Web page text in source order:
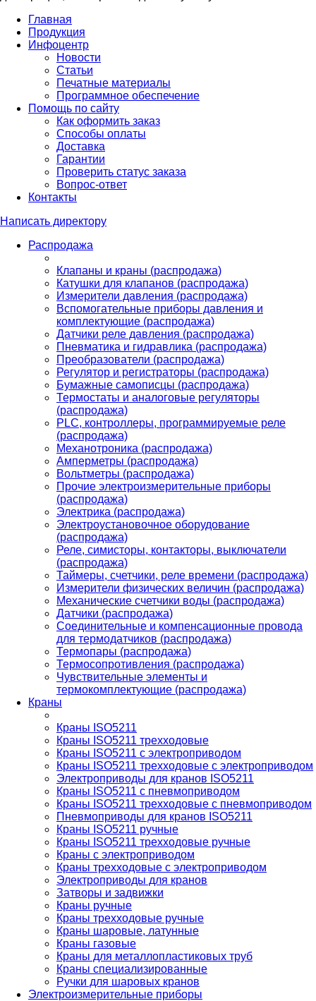
Главная
Продукция
Инфоцентр
Новости
Статьи
Печатные материалы
Программное обеспечение
Помощь по сайту
Как оформить заказ
Способы оплаты
Доставка
Гарантии
Проверить статус заказа
Вопрос-ответ
Контакты
Написать директору
Распродажа
Клапаны и краны (распродажа)
Катушки для клапанов (распродажа)
Измерители давления (распродажа)
Вспомогательные приборы давления и
комплектующие (распродажа)
Датчики реле давления (распродажа)
Пневматика и гидравлика (распродажа)
Преобразователи (распродажа)
Регулятор и регистраторы (распродажа)
Бумажные самописцы (распродажа)
Термостаты и аналоговые регуляторы
(распродажа)
PLС, контроллеры, программируемые реле
(распродажа)
Механотроника (распродажа)
Амперметры (распродажа)
Вольтметры (распродажа)
Прочие электроизмерительные приборы
(распродажа)
Электрика (распродажа)
Электроустановочное оборудование
(распродажа)
Реле, симисторы, контакторы, выключатели
(распродажа)
Таймеры, счетчики, реле времени (распродажа)
Измерители физических величин (распродажа)
Механические счетчики воды (распродажа)
Датчики (распродажа)
Соединительные и компенсационные провода
для термодатчиков (распродажа)
Термопары (распродажа)
Термосопротивления (распродажа)
Чувствительные элементы и
термокомплектующие (распродажа)
Краны
Краны ISO5211
Краны ISO5211 трехходовые
Краны ISO5211 с электроприводом
Краны ISO5211 трехходовые с электроприводом
Электроприводы для кранов ISO5211
Краны ISO5211 с пневмоприводом
Краны ISO5211 трехходовые с пневмоприводом
Пневмоприводы для кранов ISO5211
Краны ISO5211 ручные
Краны ISO5211 трехходовые ручные
Краны с электроприводом
Краны трехходовые с электроприводом
Электроприводы для кранов
Затворы и задвижки
Краны ручные
Краны трехходовые ручные
Краны шаровые, латунные
Краны газовые
Краны для металлопластиковых труб
Краны специализированные
Ручки для шаровых кранов
Электроизмерительные приборы